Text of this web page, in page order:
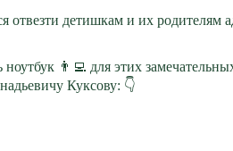
детишкам и их
👨‍💻 для этих
Куксову: 👇